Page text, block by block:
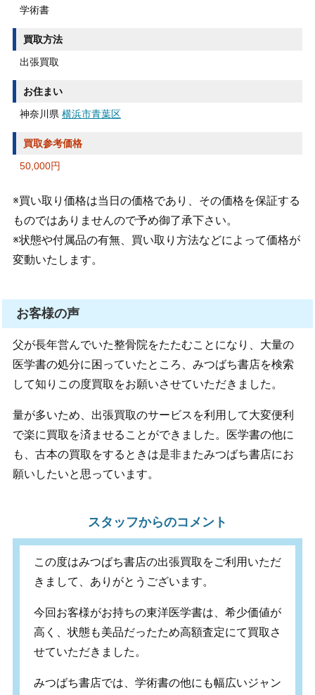
学術書
買取方法
出張買取
お住まい
神奈川県 横浜市青葉区
買取参考価格
50,000円
※買い取り価格は当日の価格であり、その価格を保証する
ものではありませんので予め御了承下さい。
※状態や付属品の有無、買い取り方法などによって価格が
変動いたします。
お客様の声
父が長年営んでいた整骨院をたたむことになり、大量の
医学書の処分に困っていたところ、みつばち書店を検索
して知りこの度買取をお願いさせていただきました。
量が多いため、出張買取のサービスを利用して大変便利
で楽に買取を済ませることができました。医学書の他に
も、古本の買取をするときは是非またみつばち書店にお
願いしたいと思っています。
スタッフからのコメント
この度はみつばち書店の出張買取をご利用いただ
きまして、ありがとうございます。
今回お客様がお持ちの東洋医学書は、希少価値が
高く、状態も美品だったため高額査定にて買取さ
せていただきました。
みつばち書店では、学術書の他にも幅広いジャン